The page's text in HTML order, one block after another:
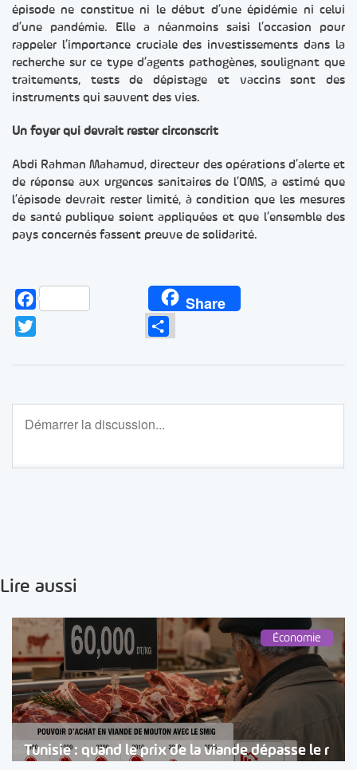
épisode ne constitue ni le début d’une épidémie ni celui
d’une pandémie. Elle a néanmoins saisi l’occasion pour
rappeler l’importance cruciale des investissements dans la
recherche sur ce type d’agents pathogènes, soulignant que
traitements, tests de dépistage et vaccins sont des
instruments qui sauvent des vies.
Un foyer qui devrait rester circonscrit
Abdi Rahman Mahamud, directeur des opérations d’alerte et
de réponse aux urgences sanitaires de l’OMS, a estimé que
l’épisode devrait rester limité, à condition que les mesures
de santé publique soient appliquées et que l’ensemble des
pays concernés fassent preuve de solidarité.
Facebook Share
Lire aussi
Économie
Tunisie : quand le prix de la viande dépasse le r